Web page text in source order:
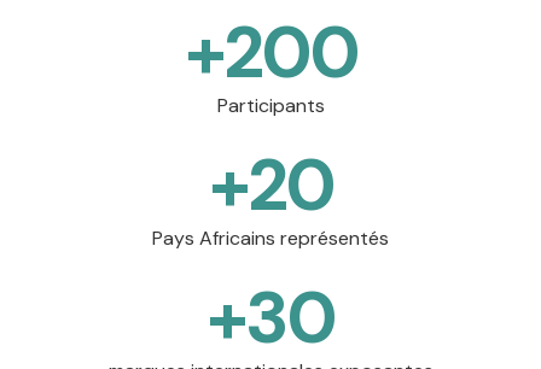
+200
Participants
+20
Pays Africains représentés
+30